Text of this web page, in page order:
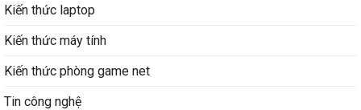
Kiến thức laptop
Kiến thức máy tính
Kiến thức phòng game net
Tin công nghệ